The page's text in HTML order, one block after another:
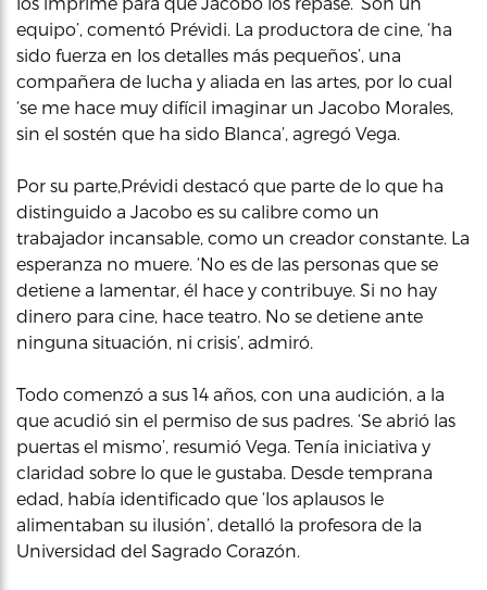
equipo’, comentó Prévidi. La productora de cine, ‘ha
sido fuerza en los detalles más pequeños’, una
compañera de lucha y aliada en las artes, por lo cual
‘se me hace muy difícil imaginar un Jacobo Morales,
sin el sostén que ha sido Blanca’, agregó Vega.
Por su parte,Prévidi destacó que parte de lo que ha
distinguido a Jacobo es su calibre como un
trabajador incansable, como un creador constante. La
esperanza no muere. ‘No es de las personas que se
detiene a lamentar, él hace y contribuye. Si no hay
dinero para cine, hace teatro. No se detiene ante
ninguna situación, ni crisis’, admiró.
Todo comenzó a sus 14 años, con una audición, a la
que acudió sin el permiso de sus padres. ‘Se abrió las
puertas el mismo’, resumió Vega. Tenía iniciativa y
claridad sobre lo que le gustaba. Desde temprana
edad, había identificado que ‘los aplausos le
alimentaban su ilusión’, detalló la profesora de la
Universidad del Sagrado Corazón.